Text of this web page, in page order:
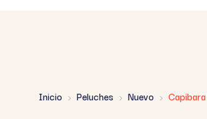
Inicio Peluches Nuevo